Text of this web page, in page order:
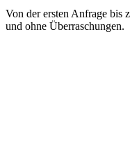
Von der ersten Anfrage bis
und ohne Überraschungen.